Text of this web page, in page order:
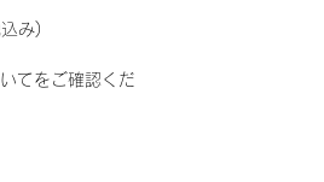
み)
てをご確認くだ